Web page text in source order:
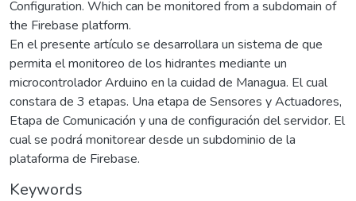
Configuration. Which can be monitored from a subdomain of
the Firebase platform.
En el presente artículo se desarrollara un sistema de que
permita el monitoreo de los hidrantes mediante un
microcontrolador Arduino en la cuidad de Managua. El cual
constara de 3 etapas. Una etapa de Sensores y Actuadores,
Etapa de Comunicación y una de configuración del servidor. El
cual se podrá monitorear desde un subdominio de la
plataforma de Firebase.
Keywords